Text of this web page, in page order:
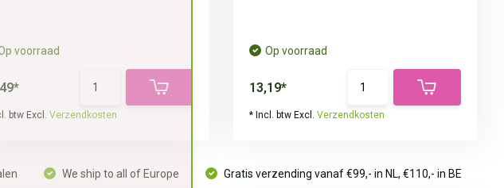
voorraad
btw Excl. Verzendkosten
Op voorraad
13,19*
* Incl. btw Excl.Verzendkosten
We ship to all of Europe Gratis verzending vanaf €99,- in NL, €110,- in BE